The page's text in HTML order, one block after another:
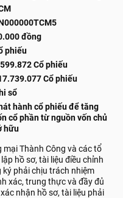
đồng
phiếu
Cổ phiếu
Cổ phiếu
sổ
hành cổ phiếu để tăng
cổ phần từ nguồn vốn chủ
hữu
mại Thành Công và các tổ
hồ sơ, tài liệu điều chỉnh
phải chịu trách nhiệm
xác, trung thực và đầy đủ
nhận hồ sơ, tài liệu phải